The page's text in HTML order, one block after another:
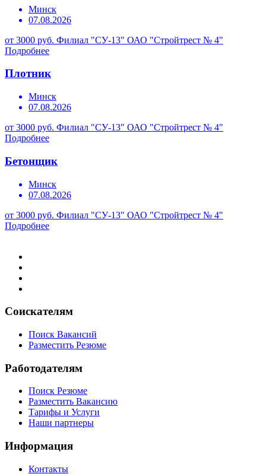
Минск
07.08.2026
от 3000 руб. Филиал "СУ-13" ОАО "Стройтрест № 4"
Подробнее
Плотник
Минск
07.08.2026
от 3000 руб. Филиал "СУ-13" ОАО "Стройтрест № 4"
Подробнее
Бетонщик
Минск
07.08.2026
от 3000 руб. Филиал "СУ-13" ОАО "Стройтрест № 4"
Подробнее
Соискателям
Поиск Вакансий
Разместить Резюме
Работодателям
Поиск Резюме
Разместить Вакансию
Тарифы и Услуги
Наши партнеры
Информация
Контакты